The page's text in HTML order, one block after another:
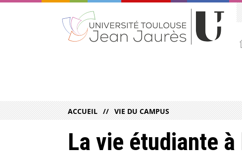
ACCUEIL VIE DU CAMPUS
La vie étudiante à